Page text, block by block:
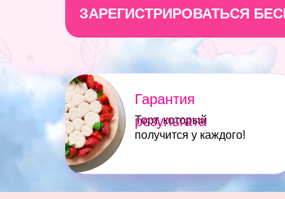
Торт, который
получится у каждого!
Гарантия
результата
ЗАРЕГИСТРИРОВАТЬСЯ